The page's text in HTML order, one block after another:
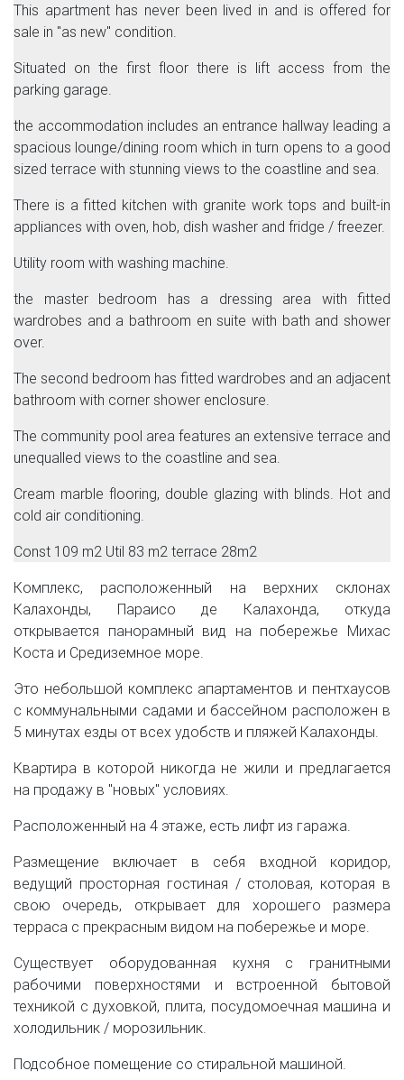
This apartment has never been lived in and is offered for
sale in "as new" condition.
Situated on the first floor there is lift access from the
parking garage.
the accommodation includes an entrance hallway leading a
spacious lounge/dining room which in turn opens to a good
sized terrace with stunning views to the coastline and sea.
There is a fitted kitchen with granite work tops and built-in
appliances with oven, hob, dish washer and fridge / freezer.
Utility room with washing machine.
the master bedroom has a dressing area with fitted
wardrobes and a bathroom en suite with bath and shower
over.
The second bedroom has fitted wardrobes and an adjacent
bathroom with corner shower enclosure.
The community pool area features an extensive terrace and
unequalled views to the coastline and sea.
Cream marble flooring, double glazing with blinds. Hot and
cold air conditioning.
Const 109 m2 Util 83 m2 terrace 28m2
Комплекс, расположенный на верхних склонах
Калахонды, Параисо де Калахонда, откуда
открывается панорамный вид на побережье Михас
Коста и Средиземное море.
Это небольшой комплекс апартаментов и пентхаусов
с коммунальными садами и бассейном расположен в
5 минутах езды от всех удобств и пляжей Калахонды.
Квартира в которой никогда не жили и предлагается
на продажу в "новых" условиях.
Расположенный на 4 этаже, есть лифт из гаража.
Размещение включает в себя входной коридор,
ведущий просторная гостиная / столовая, которая в
свою очередь, открывает для хорошего размера
терраса с прекрасным видом на побережье и море.
Существует оборудованная кухня с гранитными
рабочими поверхностями и встроенной бытовой
техникой с духовкой, плита, посудомоечная машина и
холодильник / морозильник.
Подсобное помещение со стиральной машиной.